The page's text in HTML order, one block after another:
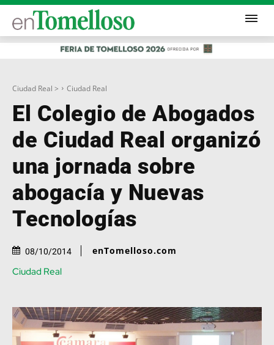
Ciudad Real > Ciudad Real
El Colegio de Abogados
de Ciudad Real organizó
una jornada sobre
abogacía y Nuevas
Tecnologías
08/10/2014 enTomelloso.com
Ciudad Real